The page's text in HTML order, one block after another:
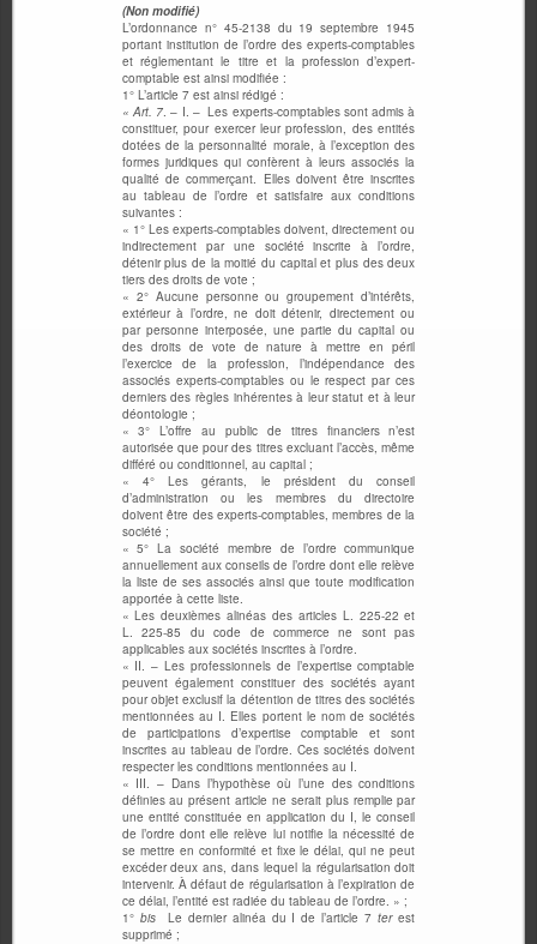
(Non modifié)
L’ordonnance n° 45-2138 du 19 septembre 1945
portant institution de l’ordre des experts-comptables
et réglementant le titre et la profession d’expert-
comptable est ainsi modifiée :
1° L’article 7 est ainsi rédigé :
« Art. 7. – I. – Les experts-comptables sont admis à
constituer, pour exercer leur profession, des entités
dotées de la personnalité morale, à l’exception des
formes juridiques qui confèrent à leurs associés la
qualité de commerçant. Elles doivent être inscrites
au tableau de l’ordre et satisfaire aux conditions
suivantes :
« 1° Les experts-comptables doivent, directement ou
indirectement par une société inscrite à l’ordre,
détenir plus de la moitié du capital et plus des deux
tiers des droits de vote ;
« 2° Aucune personne ou groupement d’intérêts,
extérieur à l’ordre, ne doit détenir, directement ou
par personne interposée, une partie du capital ou
des droits de vote de nature à mettre en péril
l’exercice de la profession, l’indépendance des
associés experts-comptables ou le respect par ces
derniers des règles inhérentes à leur statut et à leur
déontologie ;
« 3° L’offre au public de titres financiers n’est
autorisée que pour des titres excluant l’accès, même
différé ou conditionnel, au capital ;
« 4° Les gérants, le président du conseil
d’administration ou les membres du directoire
doivent être des experts-comptables, membres de la
société ;
« 5° La société membre de l’ordre communique
annuellement aux conseils de l’ordre dont elle relève
la liste de ses associés ainsi que toute modification
apportée à cette liste.
« Les deuxièmes alinéas des articles L. 225-22 et
L. 225-85 du code de commerce ne sont pas
applicables aux sociétés inscrites à l’ordre.
« II. – Les professionnels de l’expertise comptable
peuvent également constituer des sociétés ayant
pour objet exclusif la détention de titres des sociétés
mentionnées au I. Elles portent le nom de sociétés
de participations d’expertise comptable et sont
inscrites au tableau de l’ordre. Ces sociétés doivent
respecter les conditions mentionnées au I.
« III. – Dans l’hypothèse où l’une des conditions
définies au présent article ne serait plus remplie par
une entité constituée en application du I, le conseil
de l’ordre dont elle relève lui notifie la nécessité de
se mettre en conformité et fixe le délai, qui ne peut
excéder deux ans, dans lequel la régularisation doit
intervenir. À défaut de régularisation à l’expiration de
ce délai, l’entité est radiée du tableau de l’ordre. » ;
1° bis Le dernier alinéa du I de l’article 7terest
supprimé ;